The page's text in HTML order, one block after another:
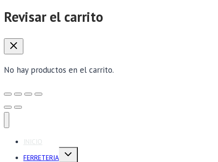
Revisar el carrito
No hay productos en el carrito.
INICIO
FERRETERIA
Alternar